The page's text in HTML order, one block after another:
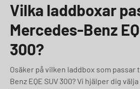
Vilka laddboxar
Mercedes-Benz
300?
Osäker på vilken laddbox som passar
Benz EQE SUV 300? Vi hjälper dig